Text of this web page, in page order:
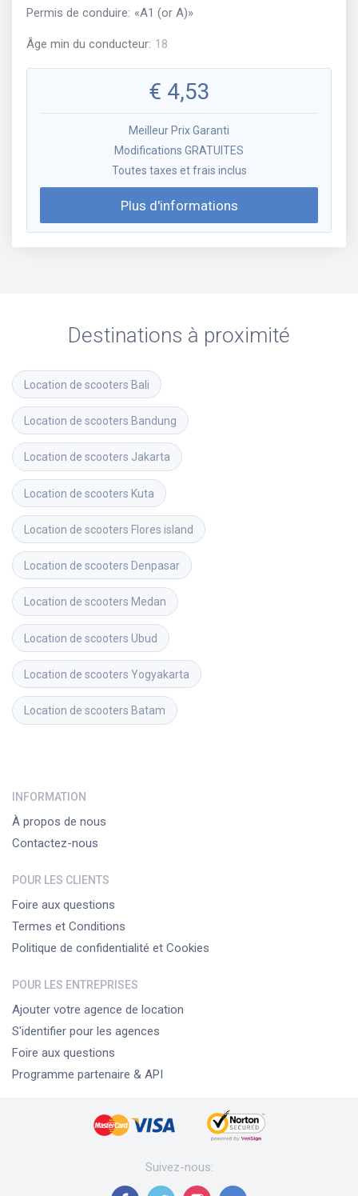
Permis de conduire: «A1 (or A)»
Âge min du conducteur: 18
€ 4,53
Meilleur Prix Garanti
Modifications GRATUITES
Toutes taxes et frais inclus
Plus d'informations
Destinations à proximité
Location de scooters Bali
Location de scooters Bandung
Location de scooters Jakarta
Location de scooters Kuta
Location de scooters Flores island
Location de scooters Denpasar
Location de scooters Medan
Location de scooters Ubud
Location de scooters Yogyakarta
Location de scooters Batam
INFORMATION
À propos de nous
Contactez-nous
POUR LES CLIENTS
Foire aux questions
Termes et Conditions
Politique de confidentialité et Cookies
POUR LES ENTREPRISES
Ajouter votre agence de location
S'identifier pour les agences
Foire aux questions
Programme partenaire & API
Suivez-nous: